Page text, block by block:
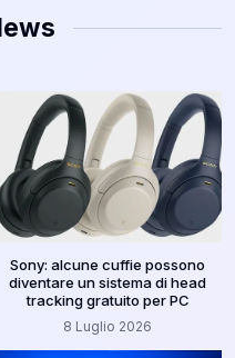
Sony: alcune cuffie possono
diventare un sistema di head
tracking gratuito per PC
8 Luglio 2026